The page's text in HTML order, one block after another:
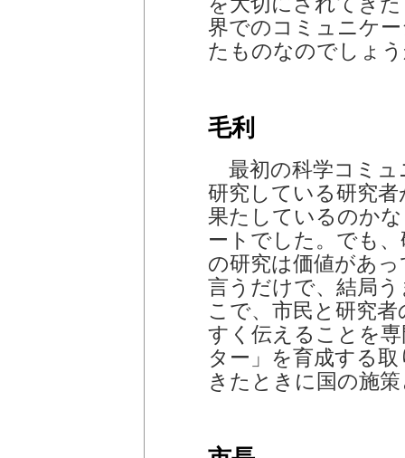
界でのコミュニケ
たものなのでしょ
毛利
最初の科学コミュ
研究している研究
果たしているのか
ートでした。でも
の研究は価値があ
言うだけで、結局
こで、市民と研究
すく伝えることを
ター」を育成する
きたときに国の施